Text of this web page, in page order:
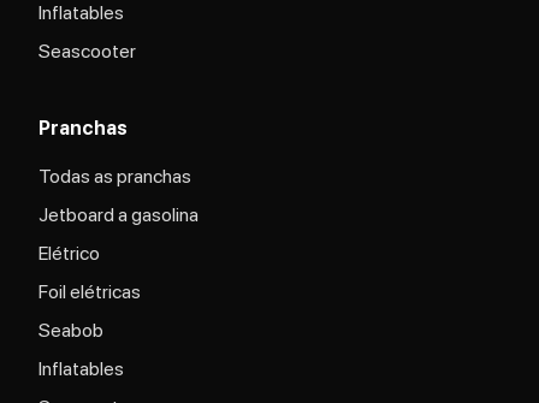
Inflatables
Seascooter
Pranchas
Todas as pranchas
Jetboard a gasolina
Elétrico
Foil elétricas
Seabob
Inflatables